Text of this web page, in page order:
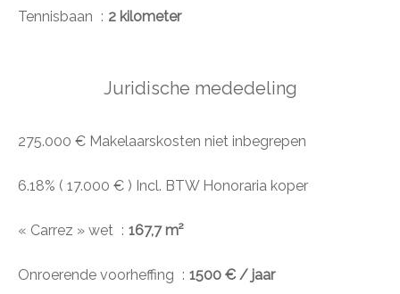
Tennisbaan 2 kilometer
Juridische mededeling
275.000 € Makelaarskosten niet inbegrepen
6.18% ( 17.000 € ) Incl. BTW Honoraria koper
« Carrez » wet 167,7 m²
Onroerende voorheffing 1500 € / jaar